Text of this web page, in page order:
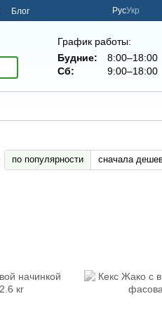
Блог
РусУкр
График работы:
Будние:
8:00–18:00
Сб:
9:00–18:00
по популярности сначала